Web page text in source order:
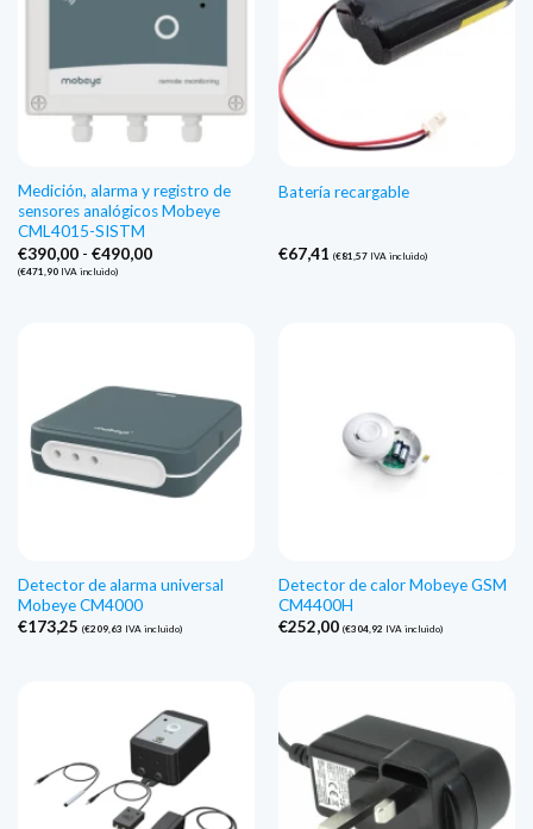
Medición, alarma y registro de
sensores analógicos Mobeye
CML4015-SISTM
€390,00 - €490,00Gama
(€471,90IVA incluido)
Batería recargable
€67,41 (€81,57IVA incluido)
Detector de alarma universal
Mobeye CM4000
€173,25 (€209,63 IVA incluido)
Detector de calor Mobeye GSM
CM4400H
€252,00 (€304,92 IVA incluido)